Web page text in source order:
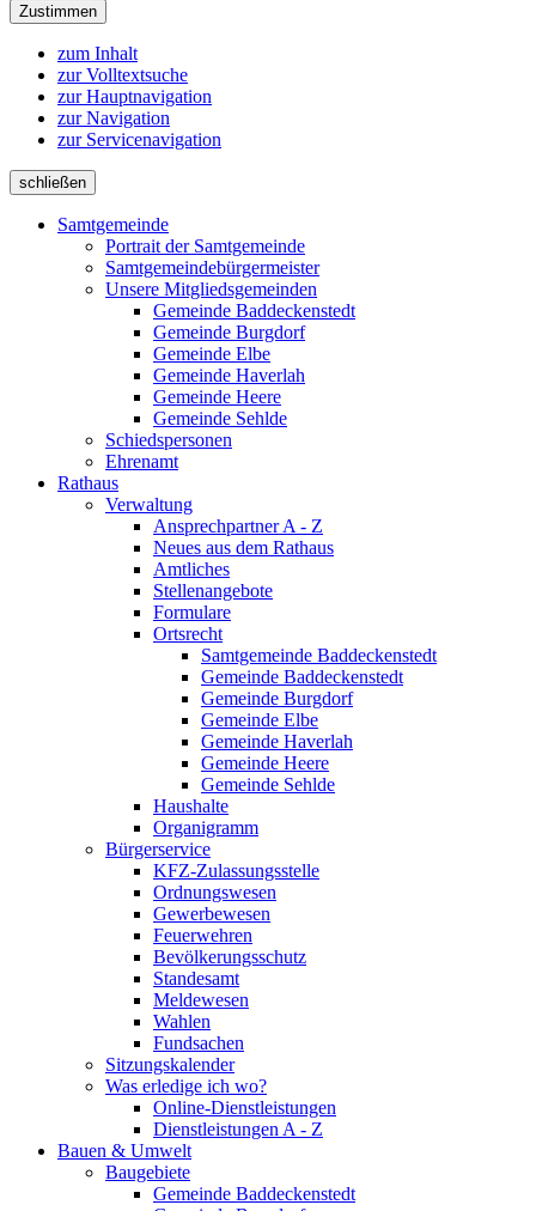
Zustimmen
zum Inhalt
zur Volltextsuche
zur Hauptnavigation
zur Navigation
zur Servicenavigation
schließen
Samtgemeinde
Portrait der Samtgemeinde
Samtgemeindebürgermeister
Unsere Mitgliedsgemeinden
Gemeinde Baddeckenstedt
Gemeinde Burgdorf
Gemeinde Elbe
Gemeinde Haverlah
Gemeinde Heere
Gemeinde Sehlde
Schiedspersonen
Ehrenamt
Rathaus
Verwaltung
Ansprechpartner A - Z
Neues aus dem Rathaus
Amtliches
Stellenangebote
Formulare
Ortsrecht
Samtgemeinde Baddeckenstedt
Gemeinde Baddeckenstedt
Gemeinde Burgdorf
Gemeinde Elbe
Gemeinde Haverlah
Gemeinde Heere
Gemeinde Sehlde
Haushalte
Organigramm
Bürgerservice
KFZ-Zulassungsstelle
Ordnungswesen
Gewerbewesen
Feuerwehren
Bevölkerungsschutz
Standesamt
Meldewesen
Wahlen
Fundsachen
Sitzungskalender
Was erledige ich wo?
Online-Dienstleistungen
Dienstleistungen A - Z
Bauen & Umwelt
Baugebiete
Gemeinde Baddeckenstedt